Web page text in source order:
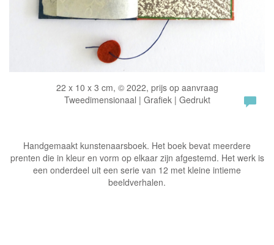
22 x 10 x 3 cm, © 2022, prijs op aanvraag
Tweedimensionaal | Grafiek | Gedrukt
Handgemaakt kunstenaarsboek. Het boek bevat meerdere
prenten die in kleur en vorm op elkaar zijn afgestemd. Het werk is
een onderdeel uit een serie van 12 met kleine intieme
beeldverhalen.